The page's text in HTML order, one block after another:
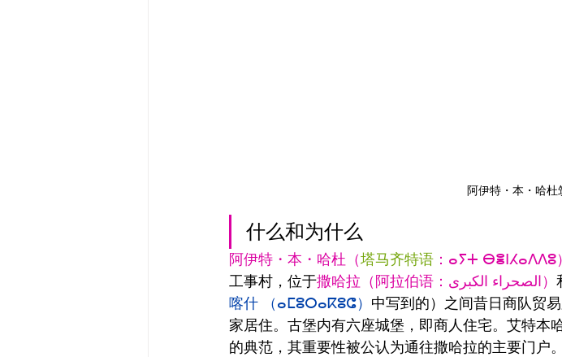
阿伊特・本・哈杜
什么和为什么
阿伊特・本・哈杜（塔马齐特语 ：ⴰⵢⵜ ⴱⴻⵏⵃⴰⴷⴷⵓ）
工事村，位于
撒哈拉（阿拉伯语：الصحراء الكبرى‎）
喀什 （ⴰⵎⵓⵔⴰⴽⵓⵛ） 中写到的）之间昔日商队贸
家居住。古堡内有六座城堡，即商人住宅。艾特本
的典范，其重要性被公认为通往撒哈拉的主要门户。